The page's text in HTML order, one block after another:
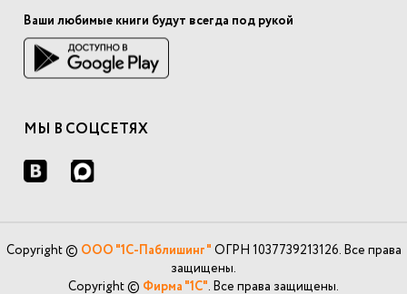
Ваши любимые книги будут всегда под рукой
МЫ В СОЦСЕТЯХ
Copyright © ООО "1С-Паблишинг" ОГРН 1037739213126. Все права
защищены.
Copyright © Фирма "1С". Все права защищены.